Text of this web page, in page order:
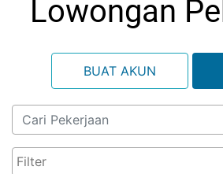
Lowongan
BUAT AKUN